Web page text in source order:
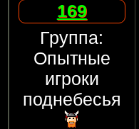
169
Группа:
Опытные
игроки
поднебесья